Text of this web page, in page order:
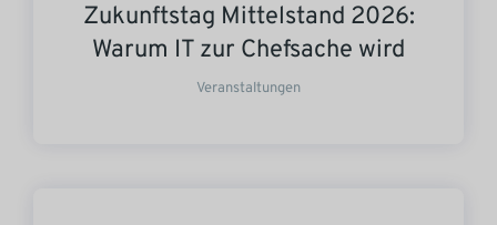
Zukunftstag Mittelstand 2026:
Warum IT zur Chefsache wird
Veranstaltungen